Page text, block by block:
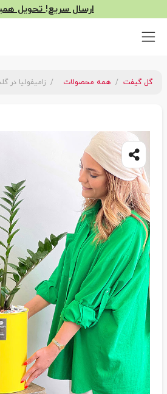
ارسال سریع! تحویل
گل گیفت همه محصولات زامیفولیا در